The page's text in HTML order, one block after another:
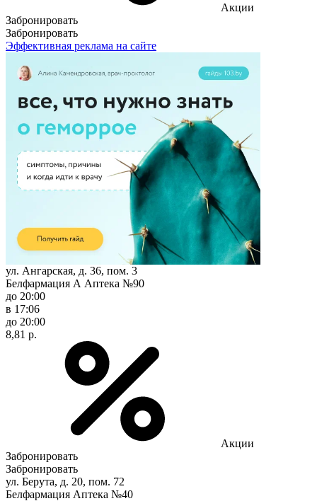
Акции
Забронировать
Забронировать
Эффективная реклама на сайте
ул. Ангарская, д. 36, пом. 3
Белфармация А Аптека №90
до 20:00
в 17:06
до 20:00
8,81 р.
Акции
Забронировать
Забронировать
ул. Берута, д. 20, пом. 72
Белфармация Аптека №40